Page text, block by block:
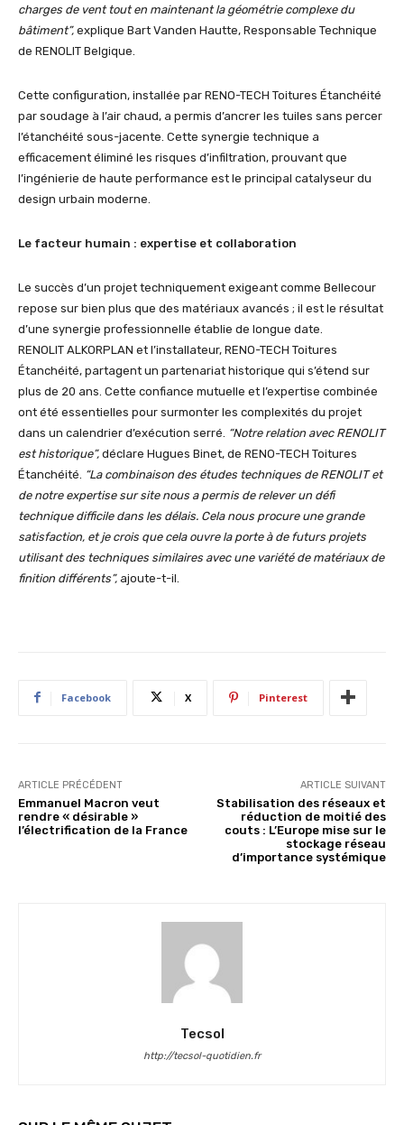
charges de vent tout en maintenant la géométrie complexe du
bâtiment”, explique Bart Vanden Hautte, Responsable Technique
de RENOLIT Belgique.
Cette configuration, installée par RENO-TECH Toitures Étanchéité
par soudage à l’air chaud, a permis d’ancrer les tuiles sans percer
l’étanchéité sous-jacente. Cette synergie technique a
efficacement éliminé les risques d’infiltration, prouvant que
l’ingénierie de haute performance est le principal catalyseur du
design urbain moderne.
Le facteur humain : expertise et collaboration
Le succès d’un projet techniquement exigeant comme Bellecour
repose sur bien plus que des matériaux avancés ; il est le résultat
d’une synergie professionnelle établie de longue date.
RENOLIT ALKORPLAN et l’installateur, RENO-TECH Toitures
Étanchéité, partagent un partenariat historique qui s’étend sur
plus de 20 ans. Cette confiance mutuelle et l’expertise combinée
ont été essentielles pour surmonter les complexités du projet
dans un calendrier d’exécution serré. “Notre relation avec RENOLIT
est historique”, déclare Hugues Binet, de RENO-TECH Toitures
Étanchéité. “La combinaison des études techniques de RENOLIT et
de notre expertise sur site nous a permis de relever un défi
technique difficile dans les délais. Cela nous procure une grande
satisfaction, et je crois que cela ouvre la porte à de futurs projets
utilisant des techniques similaires avec une variété de matériaux de
finition différents”, ajoute-t-il.
Facebook X Pinterest
ARTICLE PRÉCÉDENT
Emmanuel Macron veut
rendre « désirable »
l’électrification de la France
ARTICLE SUIVANT
Stabilisation des réseaux et
réduction de moitié des
couts : L’Europe mise sur le
stockage réseau
d’importance systémique
Tecsol
http://tecsol-quotidien.fr